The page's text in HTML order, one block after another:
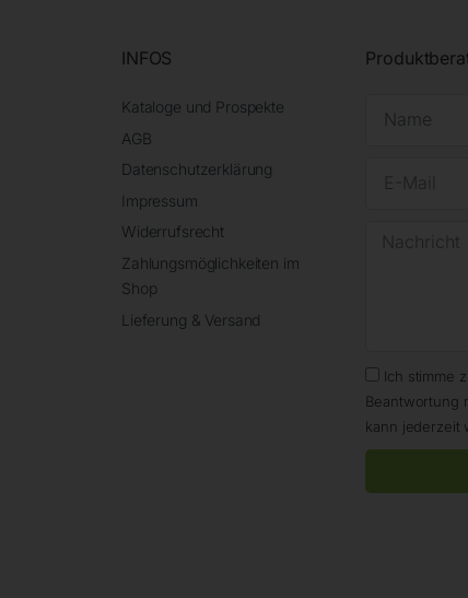
INFOS
Kataloge und Prospekte
AGB
Datenschutzerklärung
Impressum
Widerrufsrecht
Zahlungsmöglichkeiten im
Shop
Lieferung & Versand
Ich stimme
Beantwortung
kann jederzeit